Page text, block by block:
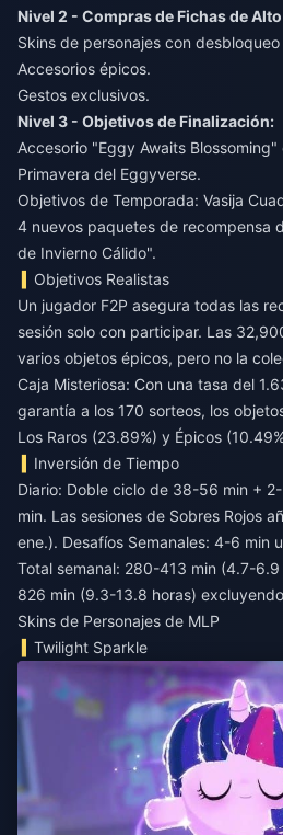
Nivel 2 - Compras de Fichas de
Skins de personajes con
Accesorios épicos.
Gestos exclusivos.
Nivel 3 - Objetivos de Finalización:
Accesorio "Eggy Awaits
Primavera del Eggyverse.
Objetivos de Temporada: Vasija
4 nuevos paquetes de recompensa
de Invierno Cálido".
Objetivos Realistas
Un jugador F2P asegura todas las
sesión solo con participar. Las
varios objetos épicos, pero no la
Caja Misteriosa: Con una tasa del
garantía a los 170 sorteos, los
Los Raros (23.89%) y Épicos
Inversión de Tiempo
Diario: Doble ciclo de 38-56 min +
min. Las sesiones de Sobres Rojos
ene.). Desafíos Semanales: 4-6 min
Total semanal: 280-413 min (4.7-
826 min (9.3-13.8 horas)
Skins de Personajes de MLP
Twilight Sparkle